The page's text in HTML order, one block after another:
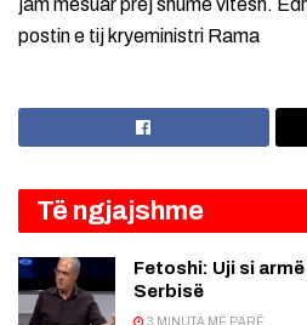
jam mësuar prej shumë vitesh.
postin e tij kryeministri Rama
Të ngjajshme
Fetoshi: Uji si
Serbisë
3 MINUTA MË PARË